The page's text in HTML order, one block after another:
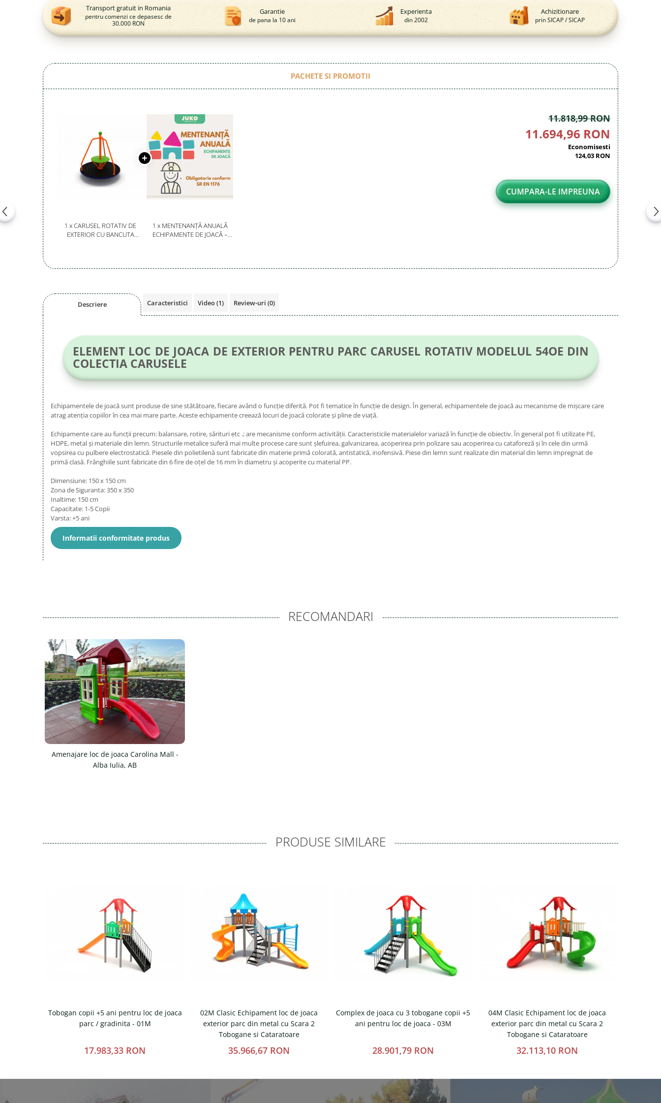
Mobilier urban
DIZABILITATI
Transport gratuit in Romania
pentru comenzi ce depasesc de
30.000 RON
Garantie
de pana la 10 ani
Experienta
din 2002
Achizitionare
prin SICAP / SICAP
PACHETE SI PROMOTII
1 x CARUSEL ROTATIV DE
EXTERIOR CU BANCUTA
1 x MENTENANȚĂ ANUALĂ
ECHIPAMENTE DE JOACĂ –
11.818,99 RON
11.694,96 RON
Economisesti
124,03 RON
CUMPARA-LE IMPREUNA
Descriere Caracteristici Video(1) Review-uri (0)
ELEMENT LOC DE JOACA DE EXTERIOR PENTRU PARC CARUSEL ROTATIV MODELUL 54OE DIN
COLECTIA CARUSELE
Echipamentele de joacă sunt produse de sine stătătoare, fiecare având o funcție diferită. Pot fi tematice în funcție de design. În general, echipamentele de joacă au mecanisme de mișcare care
atrag atenția copiilor în cea mai mare parte. Aceste echipamente creează locuri de joacă colorate și pline de viață.
Echipamente care au funcții precum: balansare, rotire, sărituri etc .; are mecanisme conform activității. Caracteristicile materialelor variază în funcție de obiectiv. În general pot fi utilizate PE,
HDPE, metal și materiale din lemn. Structurile metalice suferă mai multe procese care sunt șlefuirea, galvanizarea, acoperirea prin polizare sau acoperirea cu cataforeză și în cele din urmă
vopsirea cu pulbere electrostatică. Piesele din polietilenă sunt fabricate din materie primă colorată, antistatică, inofensivă. Piese din lemn sunt realizate din material din lemn impregnat de
primă clasă. Frânghiile sunt fabricate din 6 fire de oțel de 16 mm în diametru și acoperite cu material PP.
Dimensiune: 150 x 150 cm
Zona de Siguranta: 350 x 350
Inaltime: 150 cm
Capacitate: 1-5 Copii
Varsta: +5 ani
Informatii conformitate produs
RECOMANDARI
Amenajare loc de joaca Carolina Mall -
Alba Iulia, AB
PRODUSE SIMILARE
Tobogan copii +5 ani pentru loc de joaca
parc / gradinita - 01M
17.983,33 RON
02M Clasic Echipament loc de joaca
exterior parc din metal cu Scara 2
Tobogane si Cataratoare
35.966,67 RON
Complex de joaca cu 3 tobogane copii +5
ani pentru loc de joaca - 03M
28.901,79 RON
04M Clasic Echipament loc de joaca
exterior parc din metal cu Scara 2
Tobogane si Cataratoare
32.113,10 RON